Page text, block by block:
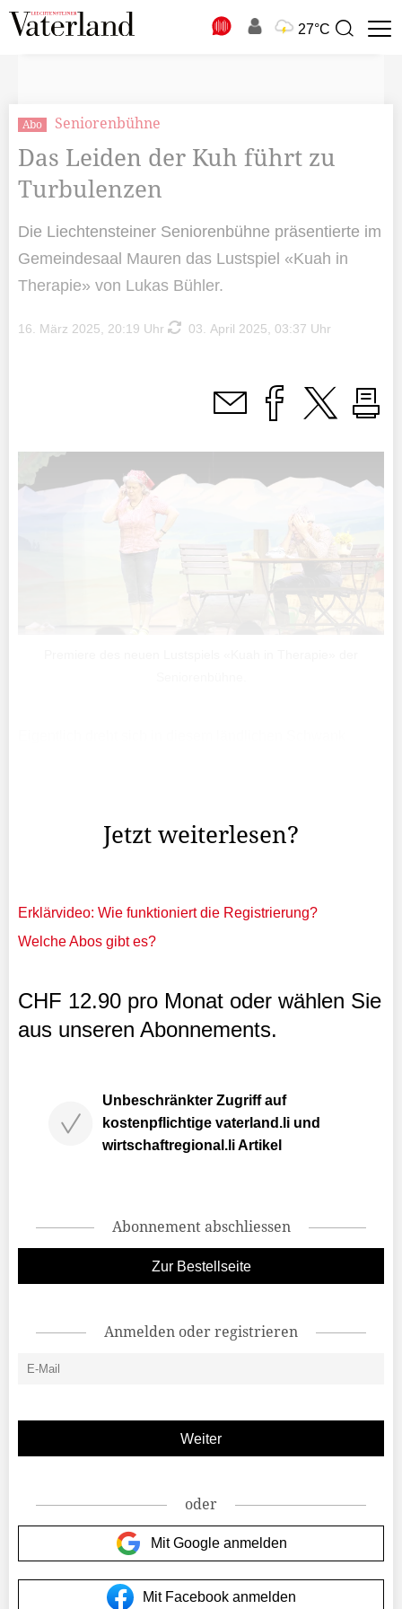
27°C
Suchbegriff
Abo Seniorenbühne
Das Leiden der Kuh führt zu
Turbulenzen
Die Liechtensteiner Seniorenbühne präsentierte im
Gemeindesaal Mauren das Lustspiel «Kuah in
Therapie» von Lukas Bühler.
16. März 2025, 20:19 Uhr 03. April 2025, 03:37 Uhr
Jetzt weiterlesen?
Erklärvideo: Wie funktioniert die Registrierung?
Welche Abos gibt es?
CHF 12.90 pro Monat oder wählen Sie
aus unseren Abonnements.
Unbeschränkter Zugriff auf
kostenpflichtige vaterland.li und
wirtschaftregional.li Artikel
Abonnement abschliessen
Zur Bestellseite
Anmelden oder registrieren
oder
Mit Google anmelden
Mit Facebook anmelden